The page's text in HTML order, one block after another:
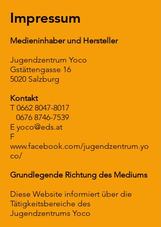
Impressum
Medieninhaber und Hersteller
Jugendzentrum Yoco
Gstättengasse 16
5020 Salzburg
Kontakt
T 0662 8047-8017
0676 8746-7539
E yoco@eds.at
F
www.facebook.com/jugendzentrum.yo
co/
Grundlegende Richtung des Mediums
Diese Website informiert über die
Tätigkeitsbereiche des
Jugendzentrums Yoco